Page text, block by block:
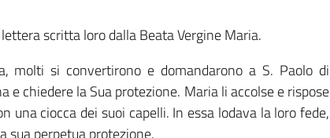
scritta loro dalla Beata Vergine Maria.
molti si convertirono e domandarono a S. Paolo di
chiedere la Sua protezione. Maria li accolse e rispose
una ciocca dei suoi capelli. In essa lodava la loro fede,
sua perpetua protezione.